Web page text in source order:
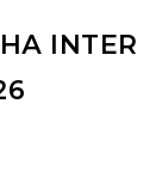
INTER